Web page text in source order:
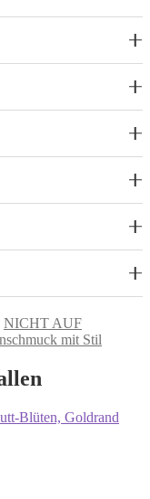
NICHT AUF
mit Stil